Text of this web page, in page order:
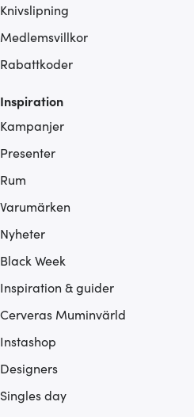
Knivslipning
Medlemsvillkor
Rabattkoder
Inspiration
Kampanjer
Presenter
Rum
Varumärken
Nyheter
Black Week
Inspiration & guider
Cerveras Muminvärld
Instashop
Designers
Singles day